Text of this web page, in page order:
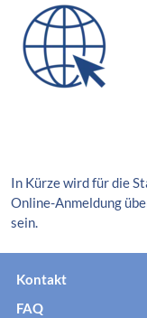
In Kürze wird für die
Online-Anmeldung
sein.
Kontakt
FAQ